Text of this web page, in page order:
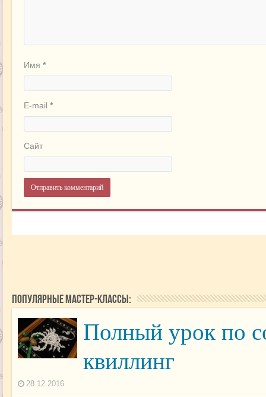
Имя *
E-mail *
Сайт
Популярные мастер-классы:
Полный урок по
квиллинг
28.12.2016